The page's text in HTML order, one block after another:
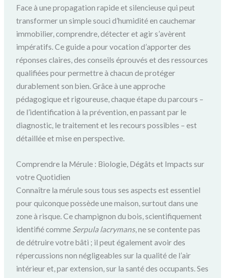
Face à une propagation rapide et silencieuse qui peut
transformer un simple souci d’humidité en cauchemar
immobilier, comprendre, détecter et agir s’avèrent
impératifs. Ce guide a pour vocation d’apporter des
réponses claires, des conseils éprouvés et des ressources
qualifiées pour permettre à chacun de protéger
durablement son bien. Grâce à une approche
pédagogique et rigoureuse, chaque étape du parcours –
de l’identification à la prévention, en passant par le
diagnostic, le traitement et les recours possibles – est
détaillée et mise en perspective.
Comprendre la Mérule : Biologie, Dégâts et Impacts sur
votre Quotidien
Connaître la mérule sous tous ses aspects est essentiel
pour quiconque possède une maison, surtout dans une
zone à risque. Ce champignon du bois, scientifiquement
identifié comme Serpula lacrymans, ne se contente pas
de détruire votre bâti ; il peut également avoir des
répercussions non négligeables sur la qualité de l’air
intérieur et, par extension, sur la santé des occupants. Ses